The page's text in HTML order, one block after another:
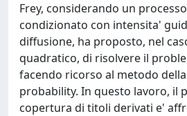
Frey, considerando un
condizionato con intensita'
diffusione, ha proposto, nel
quadratico, di risolvere il
facendo ricorso al metodo
probability. In questo lavoro, il
copertura di titoli derivati e'